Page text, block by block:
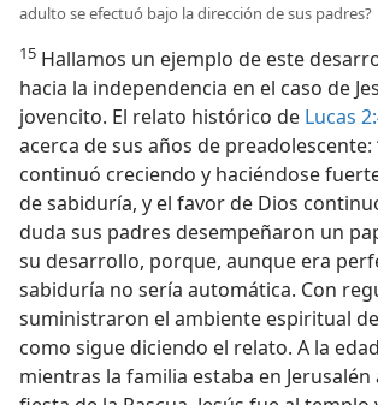
adulto se efectuó bajo la dirección de sus padres?
15 Hallamos un ejemplo de este
hacia la independencia en el caso de
jovencito. El relato histórico de Lucas
acerca de sus años de preadolescente:
continuó creciendo y haciéndose
de sabiduría, y el favor de Dios
duda sus padres desempeñaron un
su desarrollo, porque, aunque era
sabiduría no sería automática. Con
suministraron el ambiente espiritual
como sigue diciendo el relato. A la
mientras la familia estaba en Jerusalén